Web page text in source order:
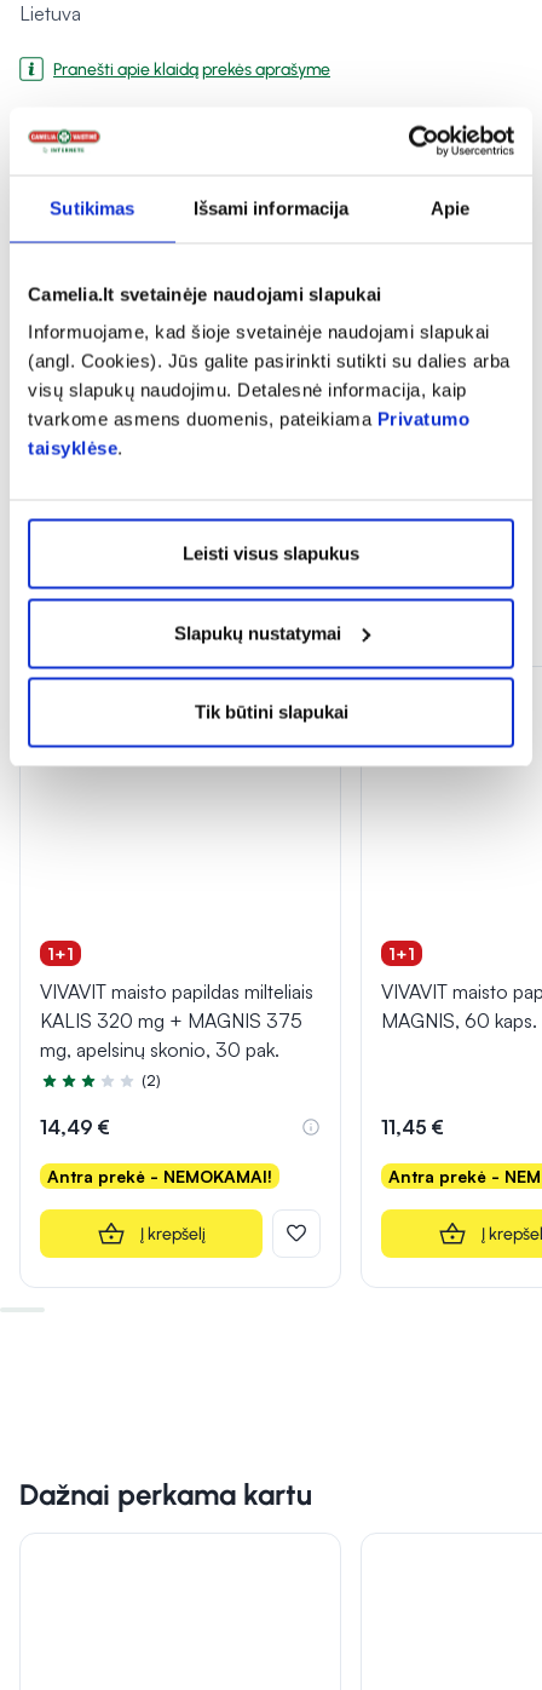
Sutikimas Išsami informacija Apie
Camelia.lt svetainėje naudojami slapukai
Informuojame, kad šioje svetainėje naudojami slapukai
(angl. Cookies). Jūs galite pasirinkti sutikti su dalies arba
visų slapukų naudojimu. Detalesnė informacija, kaip
tvarkome asmens duomenis, pateikiama Privatumo
taisyklėse.
Leisti visus slapukus
Slapukų nustatymai
Tik būtini slapukai
Lietuva
Pranešti apie klaidą prekės aprašyme
Vartojimas expand_more
Atsiliepimai (7)
Panašios prekės
1+1
VIVAVIT maisto papildas milteliais
KALIS 320 mg + MAGNIS 375
mg, apelsinų skonio, 30 pak.
Įvertinimas 3.0 iš 5
(2)
14,49 €
Antra prekė - NEMOKAMAI!
Į krepšelį
1+1
VIVAVIT maisto
MAGNIS, 60 kaps.
11,45 €
Antra prekė -
Į
Dažnai perkama kartu